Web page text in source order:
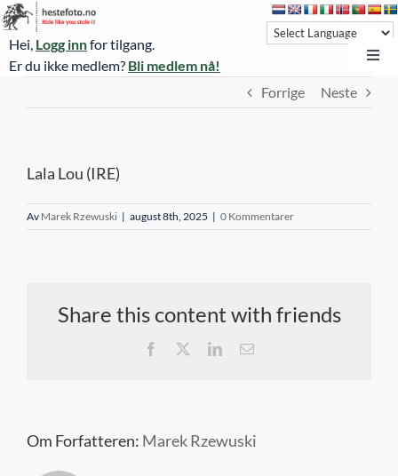
Skip
to
content
Hei, Logg innfor tilgang.
Er du ikke medlem? Bli medlem nå!
Øvrevoll treningsdager
NoARK
Forrige Neste
Lala Lou (IRE)
Av Marek Rzewuski | august 8th, 2025 | 0 Kommentarer
Share this content with friends
Facebook LinkedIn
E-
Om Forfatteren: Marek Rzewuski